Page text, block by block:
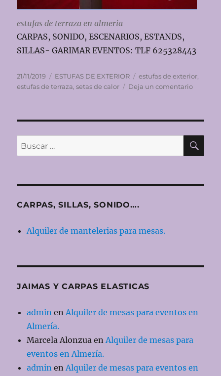
estufas de terraza en almeria
CARPAS, SONIDO, ESCENARIOS, ESTANDS,
SILLAS- GARIMAR EVENTOS: TLF 625328443
Publicado
el
21/11/2019 Categorías
ESTUFAS DE EXTERIOR Etiquetas
estufas de exterior,
estufas de terraza,setas de calor Deja un comentarioen
gas
para
exterior
Buscar
por:
CARPAS, SILLAS, SONIDO….
Alquiler de mantelerias para mesas.
JAIMAS Y CARPAS ELASTICAS
admin enAlquiler de mesas para eventos en
Almería.
Marcela Alonzua enAlquiler de mesas para
eventos en Almería.
admin enAlquiler de mesas para eventos en